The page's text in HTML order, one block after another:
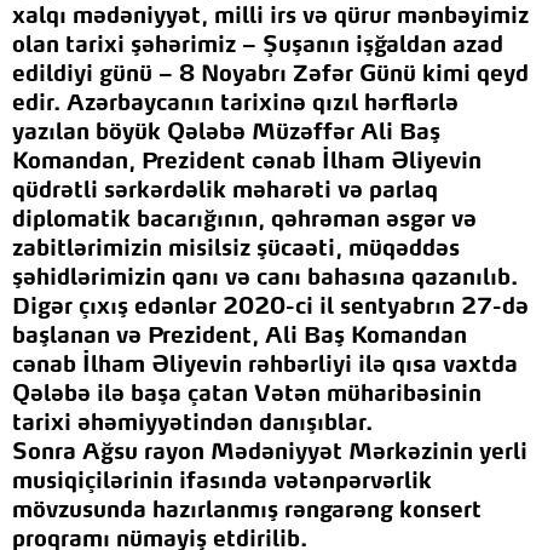
xalqı mədəniyyət, milli irs və qürur mənbəyimiz
olan tarixi şəhərimiz – Şuşanın işğaldan azad
edildiyi günü – 8 Noyabrı Zəfər Günü kimi qeyd
edir. Azərbaycanın tarixinə qızıl hərflərlə
yazılan böyük Qələbə Müzəffər Ali Baş
Komandan, Prezident cənab İlham Əliyevin
qüdrətli sərkərdəlik məharəti və parlaq
diplomatik bacarığının, qəhrəman əsgər və
zabitlərimizin misilsiz şücaəti, müqəddəs
şəhidlərimizin qanı və canı bahasına qazanılıb.
Digər çıxış edənlər 2020-ci il sentyabrın 27-də
başlanan və Prezident, Ali Baş Komandan
cənab İlham Əliyevin rəhbərliyi ilə qısa vaxtda
Qələbə ilə başa çatan Vətən müharibəsinin
tarixi əhəmiyyətindən danışıblar.
Sonra Ağsu rayon Mədəniyyət Mərkəzinin yerli
musiqiçilərinin ifasında vətənpərvərlik
mövzusunda hazırlanmış rəngarəng konsert
proqramı nümayiş etdirilib.